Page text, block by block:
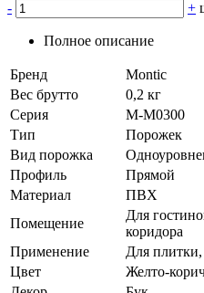
-
+
Полное описание
Бренд
Montic
Вес брутто
0,2 кг
Серия
M-M0300
Тип
Порожек
Вид порожка
Профиль
Прямой
Материал
ПВХ
Помещение
Для
коридора
Применение
Для
Цвет
Желто-